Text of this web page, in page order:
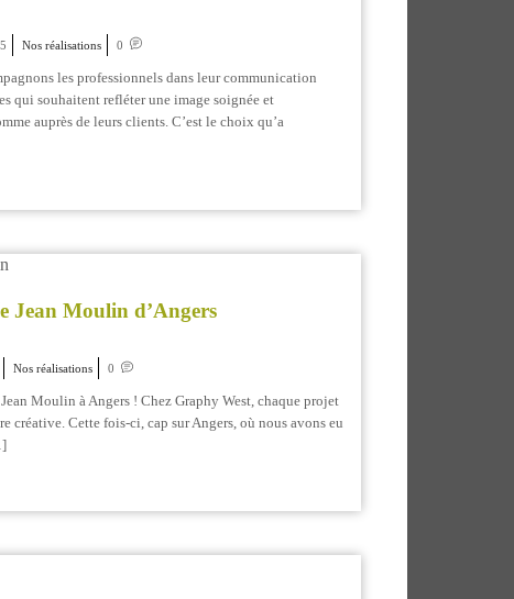
Nos réalisations 0
les professionnels dans leur communication
qui souhaitent refléter une image soignée et
auprès de leurs clients. C’est le choix qu’a
Jean Moulin d’Angers
Nos réalisations 0
Moulin à Angers ! Chez Graphy West, chaque projet
créative. Cette fois-ci, cap sur Angers, où nous avons eu